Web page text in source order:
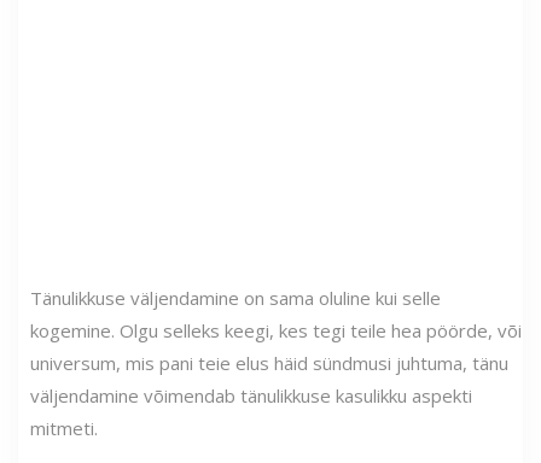
Tänulikkuse väljendamine on sama oluline kui selle
kogemine. Olgu selleks keegi, kes tegi teile hea pöörde, või
universum, mis pani teie elus häid sündmusi juhtuma, tänu
väljendamine võimendab tänulikkuse kasulikku aspekti
mitmeti.